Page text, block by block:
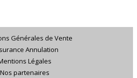
Générales de Vente
Annulation
Légales
Nos partenaires